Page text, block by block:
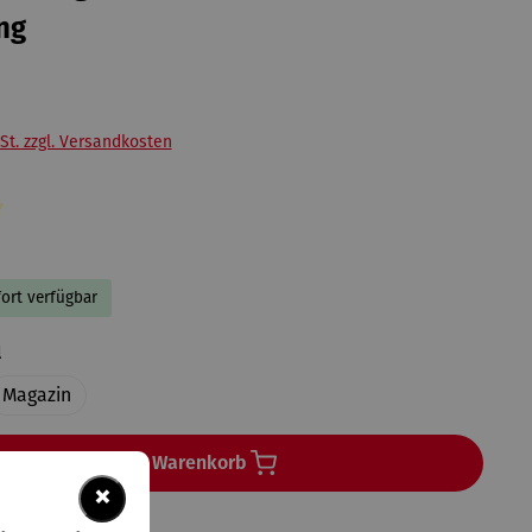
zzgl. Versandkosten
Bewertung von 3 von 5 Sternen
verfügbar
auswählen
Magazin
In den Warenkorb
×